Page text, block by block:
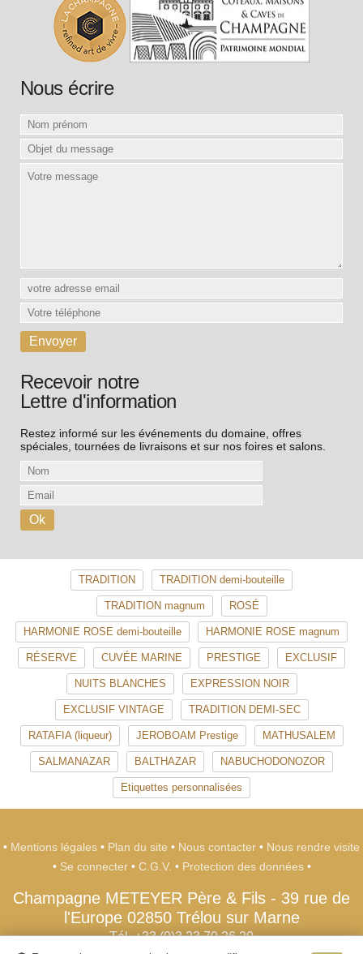
Nous écrire
Recevoir notre
Lettre d'information
Restez informé sur les événements du domaine, offres
spéciales, tournées de livraisons et sur nos foires et salons.
TRADITION TRADITION demi-bouteille
TRADITION magnum ROSÉ
HARMONIE ROSE demi-bouteille HARMONIE ROSE magnum
RÉSERVE CUVÉE MARINE PRESTIGE EXCLUSIF
NUITS BLANCHES EXPRESSION NOIR
EXCLUSIF VINTAGE TRADITION DEMI-SEC
RATAFIA (liqueur) JEROBOAM Prestige MATHUSALEM
SALMANAZAR BALTHAZAR NABUCHODONOZOR
Etiquettes personnalisées
• Mentions légales • Plan du site • Nous contacter • Nous rendre visite
• Se connecter • C.G.V. • Protection des données •
Champagne METEYER Père & Fils - 39 rue de
l'Europe 02850 Trélou sur Marne
Tél. +33 (0)3 23 70 26 20